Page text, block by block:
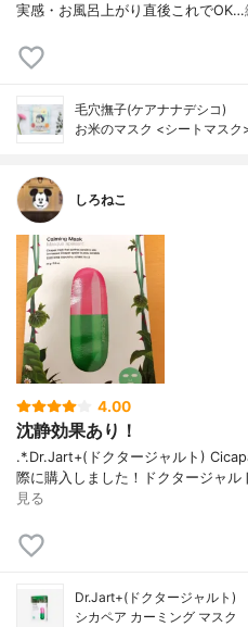
実感・お風呂上がり直後これでOK…
毛穴撫子(ケアナナデシコ)
お米のマスク <シートマスク
しろねこ
4.00
沈静効果あり！
.*.Dr.Jart+(ドクタージャルト)
際に購入しました！ドクタージャ
見る
Dr.Jart+(ドクタージャルト)
シカペア カーミング マスク